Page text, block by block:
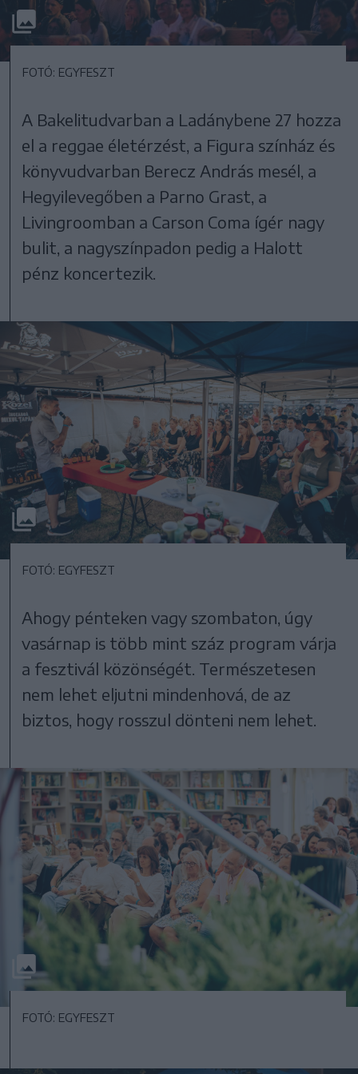
FOTÓ: EGYFESZT
A Bakelitudvarban a Ladánybene 27 hozza
el a reggae életérzést, a Figura színház és
könyvudvarban Berecz András mesél, a
Hegyilevegőben a Parno Grast, a
Livingroomban a Carson Coma ígér nagy
bulit, a nagyszínpadon pedig a Halott
pénz koncertezik.
FOTÓ: EGYFESZT
Ahogy pénteken vagy szombaton, úgy
vasárnap is több mint száz program várja
a fesztivál közönségét. Természetesen
nem lehet eljutni mindenhová, de az
biztos, hogy rosszul dönteni nem lehet.
FOTÓ: EGYFESZT